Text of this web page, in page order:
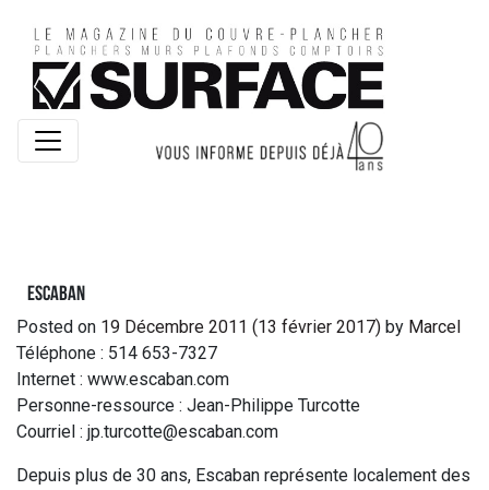
Escaban
Posted on 19 Décembre 2011 (13 février 2017) by Marcel
Téléphone : 514 653-7327
Internet : www.escaban.com
Personne-ressource : Jean-Philippe Turcotte
Courriel : jp.turcotte@escaban.com
Depuis plus de 30 ans, Escaban représente localement des